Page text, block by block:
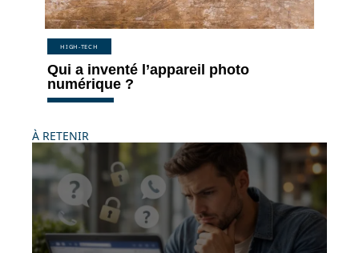
HIGH-TECH
Qui a inventé l’appareil photo
numérique ?
À RETENIR